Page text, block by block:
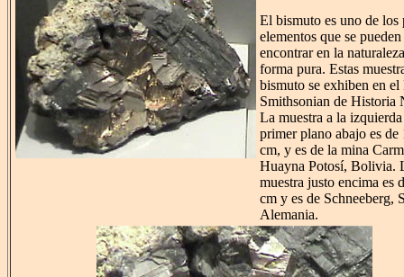
El bismuto es uno de los
elementos que se pueden
encontrar en la
forma pura. Estas
bismuto se exhiben en el
Smithsonian de Historia
La muestra a la
primer plano abajo es de
cm, y es de la mina
Huayna Potosí, Bolivia.
muestra justo encima es
cm y es de Schneeberg,
Alemania.